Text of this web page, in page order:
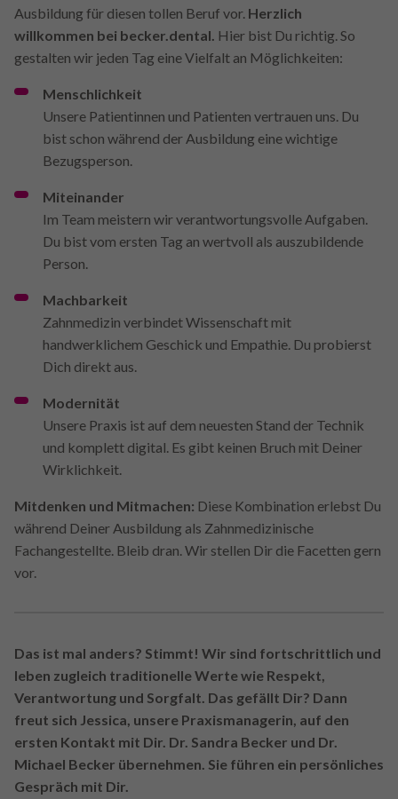
Ausbildung für diesen tollen Beruf vor. Herzlich
willkommen bei becker.dental. Hier bist Du richtig. So
gestalten wir jeden Tag eine Vielfalt an Möglichkeiten:
Menschlichkeit
Unsere Patientinnen und Patienten vertrauen uns. Du
bist schon während der Ausbildung eine wichtige
Bezugsperson.
Miteinander
Im Team meistern wir verantwortungsvolle Aufgaben.
Du bist vom ersten Tag an wertvoll als auszubildende
Person.
Machbarkeit
Zahnmedizin verbindet Wissenschaft mit
handwerklichem Geschick und Empathie. Du probierst
Dich direkt aus.
Modernität
Unsere Praxis ist auf dem neuesten Stand der Technik
und komplett digital. Es gibt keinen Bruch mit Deiner
Wirklichkeit.
Mitdenken und Mitmachen: Diese Kombination erlebst Du
während Deiner Ausbildung als Zahnmedizinische
Fachangestellte. Bleib dran. Wir stellen Dir die Facetten gern
vor.
Das ist mal anders? Stimmt! Wir sind fortschrittlich und
leben zugleich traditionelle Werte wie Respekt,
Verantwortung und Sorgfalt. Das gefällt Dir? Dann
freut sich Jessica, unsere Praxismanagerin, auf den
ersten Kontakt mit Dir. Dr. Sandra Becker und Dr.
Michael Becker übernehmen. Sie führen ein persönliches
Gespräch mit Dir.